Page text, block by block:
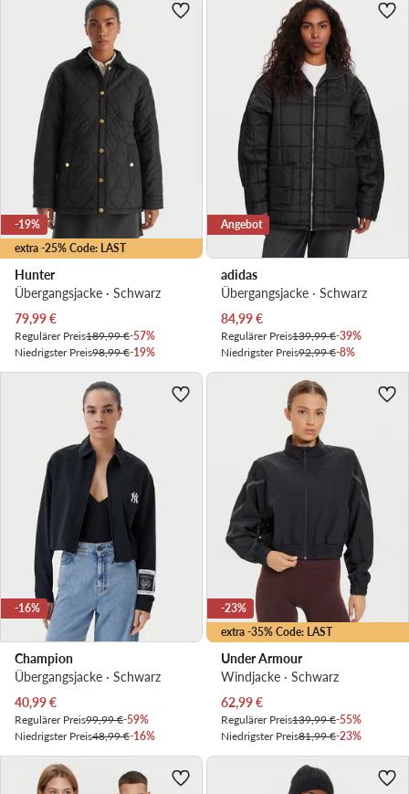
extra -25% Code: LAST
-19%
Hunter
Übergangsjacke · Schwarz
Aktueller Preis
79,99€
Regulärer Preis189,99 €-57%
Niedrigster Preis98,99 €-19%
Angebot
adidas
Übergangsjacke · Schwarz
Aktueller Preis
84,99€
Regulärer Preis139,99 €-39%
Niedrigster Preis92,99 €-8%
-16%
Champion
Übergangsjacke · Schwarz
Aktueller Preis
40,99€
Regulärer Preis99,99 €-59%
Niedrigster Preis48,99 €-16%
extra -35% Code: LAST
-23%
Under Armour
Windjacke · Schwarz
Aktueller Preis
62,99€
Regulärer Preis139,99 €-55%
Niedrigster Preis81,99 €-23%